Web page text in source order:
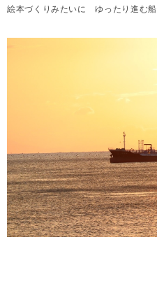
絵本づくりみたいに ゆったり進む船